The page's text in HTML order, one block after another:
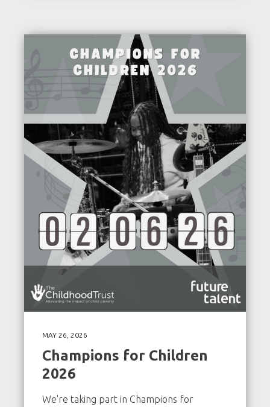
MAY 26, 2026
Champions for Children
2026
We're taking part in Champions for